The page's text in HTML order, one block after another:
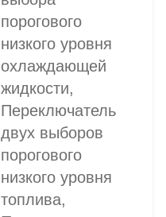
порогового
низкого уровня
охлаждающей
жидкости,
Переключатель
двух выборов
порогового
низкого уровня
топлива,